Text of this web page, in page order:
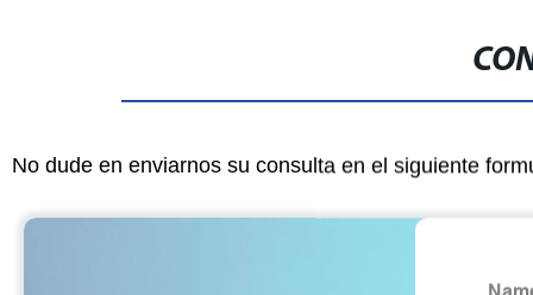
No dude en enviarnos su consulta en el siguiente